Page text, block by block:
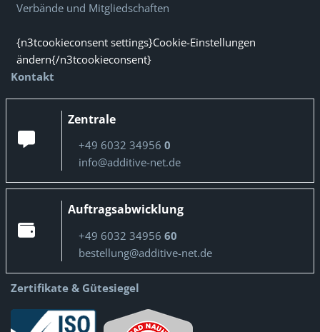
Verbände und Mitgliedschaften
{n3tcookieconsent settings}Cookie-Einstellungen
ändern{/n3tcookieconsent}
Kontakt
Zentrale
+49 6032 34956 0
info@additive-net.de
Auftragsabwicklung
+49 6032 34956 60
bestellung@additive-net.de
Zertifikate & Gütesiegel